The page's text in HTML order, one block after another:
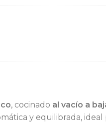
, cocinado al vacío a
y equilibrada,